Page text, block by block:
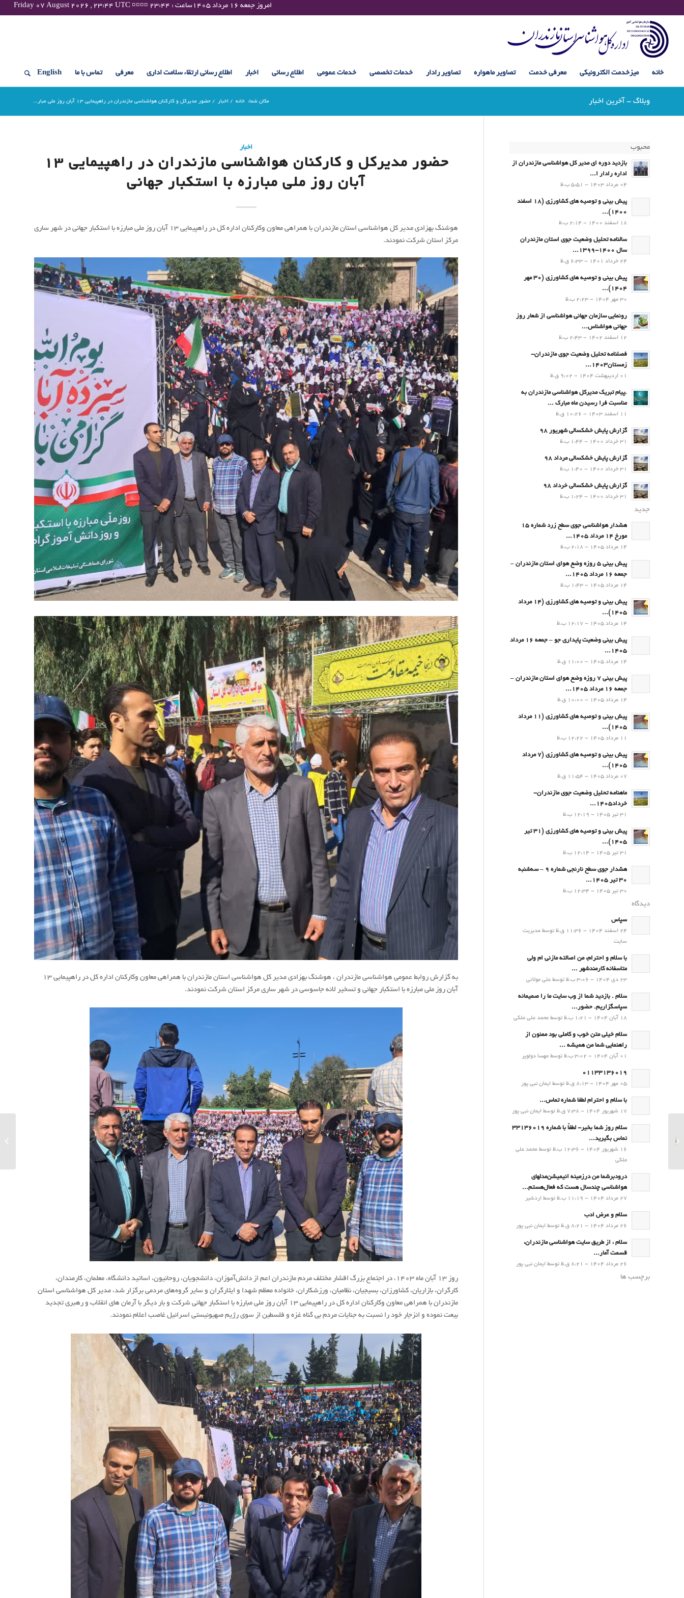
Friday 07 August 2026 , 23:44 UTC ¤¤¤¤ امروز جمعه ۱۶ مرداد ۱۴۰۵ساعت : ۲۳:۴۴
خانه میزخدمت الکترونیکی معرفی خدمت تصاویر ماهواره تصاویر رادار خدمات تخصصی خدمات عمومی اطلاع رسانی اخبار اطلاع رسانی ارتقاء سلامت اداری معرفی تماس با ما English
وبلاگ - آخرین اخبار مکان شما: خانه / اخبار / حضور مدیرکل و کارکنان هواشناسی مازندران در راهپیمایی ۱۳ آبان روز ملی مبار...
اخبار
حضور مدیرکل و کارکنان هواشناسی مازندران در راهپیمایی ۱۳
آبان روز ملی مبارزه با استکبار جهانی
هوشنگ بهزادی مدیر کل هواشناسی استان مازندران با همراهی معاون وکارکنان اداره کل در راهپیمایی 13 آبان روز ملی مبارزه با استکبار جهانی در شهر ساری
مرکز استان شرکت نمودند.
به گزارش روابط عمومی هواشناسی مازندران ، هوشنگ بهزادی مدیر کل هواشناسی استان مازندران با همراهی معاون وکارکنان اداره کل در راهپیمایی 13
آبان روز ملی مبارزه با استکبار جهانی و تسخیر لانه جاسوسی در شهر ساری مرکز استان شرکت نمودند.
روز ۱۳ آبان ماه ۱۴۰3، در اجتماع بزرگ اقشار مختلف مردم مازندران اعم از دانش‌آموزان، دانشجویان، روحانیون، اساتید دانشگاه، معلمان، کارمندان،
کارگران، بازاریان، کشاورزان، بسیجیان، نظامیان، ورزشکاران، خانواده معظم شهدا و ایثارگران و سایر گروه‌های مردمی برگزار شد، مدیر کل هواشناسی استان
مازندران با همراهی معاون وکارکنان اداره کل در راهپیمایی ۱۳ آبان روز ملی مبارزه با استکبار جهانی شرکت و بار دیگر با آرمان های انقلاب و رهبری تجدید
بیعت نموده و انزجار خود را نسبت به جنایات مردم بی گناه غزه و فلسطین از سوی رژیم صهیونیستی اسرائیل غاصب اعلام نمودند.
محبوب
بازدید دوره ای مدیر کل هواشناسی مازندران از
اداره رادار ا...
04 مرداد 1403 - 5:51 ب.ظ
پیش بینی و توصیه های کشاورزی (18 اسفند
1400)...
18 اسفند 1400 - 2:14 ب.ظ
سالنامه تحلیل وضعیت جوی استان مازندران
سال 1400-1399...
24 خرداد 1401 - 6:33 ق.ظ
پیش بینی و توصیه های کشاورزی (30 مهر
۱۴۰۴)...
30 مهر 1404 - 2:23 ب.ظ
رونمایی سازمان جهانی هواشناسی از شعار روز
جهانی هواشناس...
12 اسفند 1402 - 2:43 ب.ظ
فصلنامه تحلیل وضعیت جوی مازندران-
زمستان۱۴۰۳...
01 اردیبهشت 1404 - 9:02 ق.ظ
.پيام تبريك مدیرکل هواشناسی مازندران به
مناسبت فرا رسيدن ماه مبارك ...
11 اسفند 1403 - 10:26 ق.ظ
گزارش پایش خشکسالی شهریور 98
31 خرداد 1400 - 1:44 ب.ظ
گزارش پایش خشکسالی مرداد 98
31 خرداد 1400 - 1:40 ب.ظ
گزارش پایش خشکسالی خرداد 98
31 خرداد 1400 - 1:24 ب.ظ
جدید
هشدار هواشناسی جوی سطح زرد شماره 15
مورخ 14 مرداد 1405...
14 مرداد 1405 - 2:18 ب.ظ
پیش بینی 5 روزه وضع هوای استان مازندران –
جمعه 16 مرداد 1405...
14 مرداد 1405 - 1:43 ب.ظ
پیش بینی و توصیه های کشاورزی (14 مرداد
۱۴۰۵)...
14 مرداد 1405 - 12:17 ب.ظ
پیش بینی وضعیت پایداری جو – جمعه 16 مرداد
1405...
14 مرداد 1405 - 11:00 ق.ظ
پیش بینی 7 روزه وضع هوای استان مازندران –
جمعه 16 مرداد 1405...
14 مرداد 1405 - 10:00 ق.ظ
پیش بینی و توصیه های کشاورزی (11 مرداد
۱۴۰۵)...
11 مرداد 1405 - 12:22 ب.ظ
پیش بینی و توصیه های کشاورزی (7 مرداد
۱۴۰۵)...
07 مرداد 1405 - 11:54 ق.ظ
ماهنامه تحلیل وضعیت جوی مازندران-
خرداد1405...
31 تیر 1405 - 12:19 ب.ظ
پیش بینی و توصیه های کشاورزی (31 تیر
۱۴۰۵)...
31 تیر 1405 - 12:14 ب.ظ
هشدار جوی سطح نارنجی شماره 9 – سه‌شنبه
30 تیر 1405...
30 تیر 1405 - 12:34 ب.ظ
دیدگاه
سپاس
24 اسفند 1404 - 11:36 ق.ظ توسط مدیریت
سایت
با سلام و احترام، من اصالته مازنی ام ولی
متاسفانه کارمندشهر ...
23 دی 1404 - 3:06 ب.ظ توسط علی مولائی
سلام . بازدید شما از وب سایت ما را صمیمانه
سپاسگزاریم. حضور...
18 آبان 1404 - 1:21 ب.ظ توسط محمد علی ملکی
سلام خیلی متن خوب و کاملی بود ممنون از
راهنمایی شما من همیشه ...
01 آبان 1404 - 3:02 ب.ظ توسط مهسا دولوپر
01133136019
05 مهر 1404 - 8:13 ق.ظ توسط ایمان نبی پور
با سلام و احترام لطفا شماره تماس...
17 شهریور 1404 - 7:38 ق.ظ توسط ایمان نبی پور
سلام روز شما بخیر- لطفاً با شماره 33136019
تماس بگیرید...
16 شهریور 1404 - 12:36 ب.ظ توسط محمد علی
ملکی
درودبرشما من درزمینه انیمیشن‌مدلهای
هواشناسی چندسال هست که فعال‌هستم...
27 مرداد 1404 - 11:19 ب.ظ توسط اردشیر
سلام و عرض ادب
26 مرداد 1404 - 8:21 ق.ظ توسط ایمان نبی پور
سلام ، از طریق سایت هواشناسی مازندران،
قسمت آمار...
26 مرداد 1404 - 8:21 ق.ظ توسط ایمان نبی پور
برچسب ها
پیش بینی و توصیه های
کشاورزی (13 آبان۱۴۰۳)